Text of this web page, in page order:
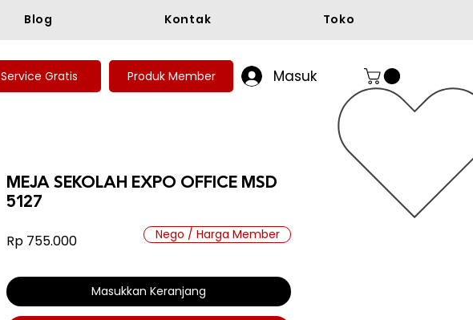
Blog Kontak Toko
Service Gratis Produk Member Masuk
MEJA SEKOLAH EXPO OFFICE MSD
5127
Rp 755.000Harga
Masukkan Keranjang
Nego / Harga Member